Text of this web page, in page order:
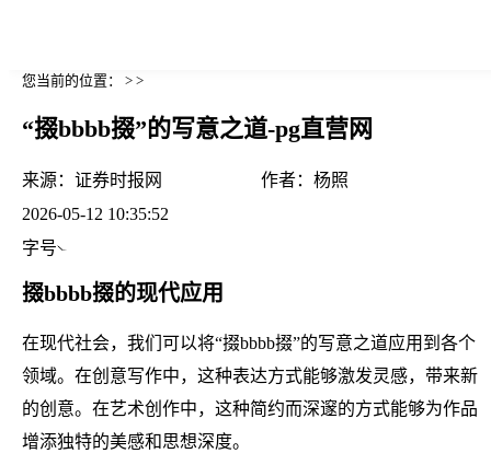
您当前的位置： > >
“掇bbbb掇”的写意之道-pg直营网
来源： 证券时报网 作者： 杨照
2026-05-12 10:35:52
字号
掇bbbb掇的现代应用
在现代社会，我们可以将“掇bbbb掇”的写意之道应用到各个
领域。在创意写作中，这种表达方式能够激发灵感，带来新
的创意。在艺术创作中，这种简约而深邃的方式能够为作品
增添独特的美感和思想深度。